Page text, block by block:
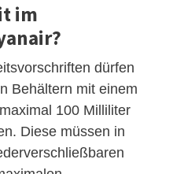
im
dürfen
Behältern mit einem
100 Milliliter
Diese müssen in